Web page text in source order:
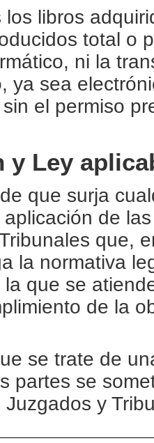
los libros
total o
ni la
ya sea
el permiso
Ley
que surja
de
que,
la normativa
que se
de la
se trate de
partes se
y